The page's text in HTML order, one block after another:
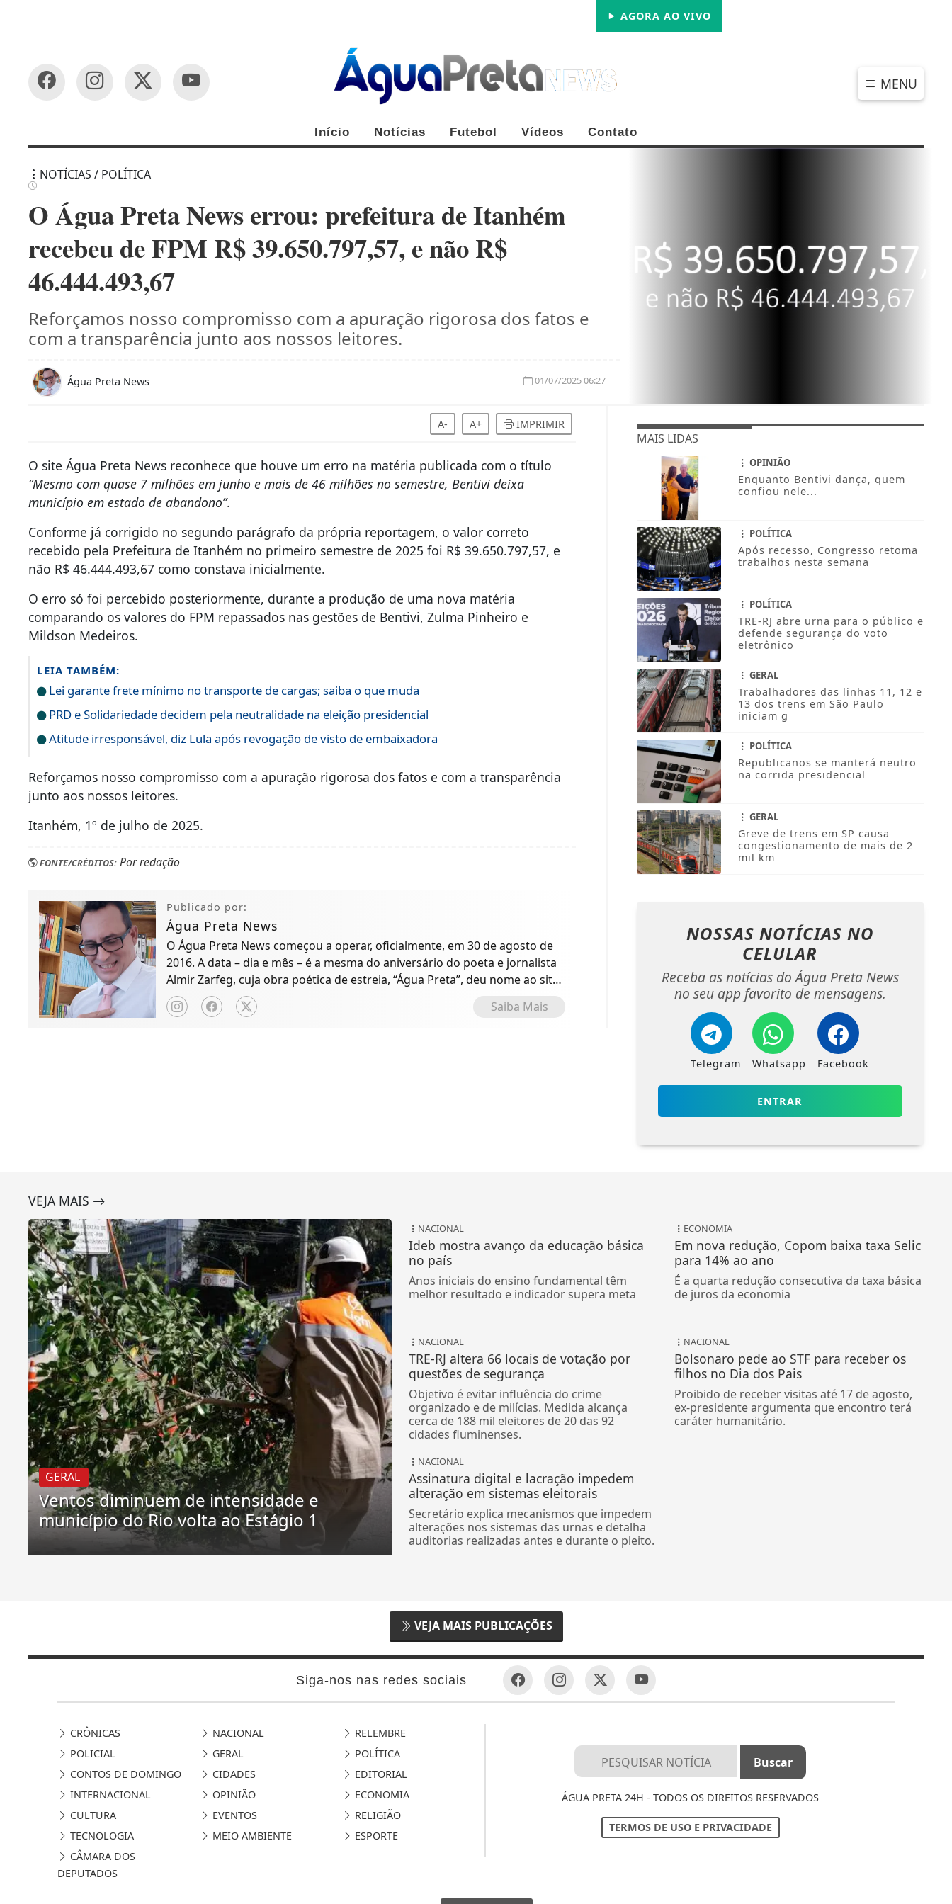
AGORA AO VIVO
MENU
Início Notícias Futebol Vídeos Contato
FECHAR
NOTÍCIAS / POLÍTICA
O Água Preta News errou: prefeitura de Itanhém
recebeu de FPM R$ 39.650.797,57, e não R$
46.444.493,67
Reforçamos nosso compromisso com a apuração rigorosa dos fatos e
com a transparência junto aos nossos leitores.
Água Preta News 01/07/2025 06:27
A- A+ IMPRIMIR
O site Água Preta News reconhece que houve um erro na matéria publicada com o título
“Mesmo com quase 7 milhões em junho e mais de 46 milhões no semestre, Bentivi deixa
município em estado de abandono”.
Conforme já corrigido no segundo parágrafo da própria reportagem, o valor correto
recebido pela Prefeitura de Itanhém no primeiro semestre de 2025 foi R$ 39.650.797,57, e
não R$ 46.444.493,67 como constava inicialmente.
O erro só foi percebido posteriormente, durante a produção de uma nova matéria
comparando os valores do FPM repassados nas gestões de Bentivi, Zulma Pinheiro e
Mildson Medeiros.
LEIA TAMBÉM:
Lei garante frete mínimo no transporte de cargas; saiba o que muda
PRD e Solidariedade decidem pela neutralidade na eleição presidencial
Atitude irresponsável, diz Lula após revogação de visto de embaixadora
Reforçamos nosso compromisso com a apuração rigorosa dos fatos e com a transparência
junto aos nossos leitores.
Itanhém, 1º de julho de 2025.
FONTE/CRÉDITOS: Por redação
Publicado por:
Água Preta News
O Água Preta News começou a operar, oficialmente, em 30 de agosto de
2016. A data – dia e mês – é a mesma do aniversário do poeta e jornalista
Almir Zarfeg, cuja obra poética de estreia, “Água Preta”, deu nome ao site
de notícias e entretenimento.
Saiba Mais
MAIS LIDAS
OPINIÃO
Enquanto Bentivi dança, quem
confiou nele...
POLÍTICA
Após recesso, Congresso retoma
trabalhos nesta semana
POLÍTICA
TRE-RJ abre urna para o público e
defende segurança do voto
eletrônico
GERAL
Trabalhadores das linhas 11, 12 e
13 dos trens em São Paulo
iniciam g
POLÍTICA
Republicanos se manterá neutro
na corrida presidencial
GERAL
Greve de trens em SP causa
congestionamento de mais de 2
mil km
NOSSAS NOTÍCIAS NO
CELULAR
Receba as notícias do Água Preta News
no seu app favorito de mensagens.
Telegram Whatsapp Facebook
ENTRAR
VEJA MAIS
GERAL
Ventos diminuem de intensidade e
município do Rio volta ao Estágio 1
NACIONAL
Ideb mostra avanço da educação básica
no país
Anos iniciais do ensino fundamental têm
melhor resultado e indicador supera meta
ECONOMIA
Em nova redução, Copom baixa taxa Selic
para 14% ao ano
É a quarta redução consecutiva da taxa básica
de juros da economia
NACIONAL
TRE-RJ altera 66 locais de votação por
questões de segurança
Objetivo é evitar influência do crime
organizado e de milícias. Medida alcança
cerca de 188 mil eleitores de 20 das 92
cidades fluminenses.
NACIONAL
Bolsonaro pede ao STF para receber os
filhos no Dia dos Pais
Proibido de receber visitas até 17 de agosto,
ex-presidente argumenta que encontro terá
caráter humanitário.
NACIONAL
Assinatura digital e lacração impedem
alteração em sistemas eleitorais
Secretário explica mecanismos que impedem
alterações nos sistemas das urnas e detalha
auditorias realizadas antes e durante o pleito.
VEJA MAIS PUBLICAÇÕES
Siga-nos nas redes sociais
CRÔNICAS NACIONAL
RELEMBRE
POLICIAL
GERAL
POLÍTICA
CONTOS DE DOMINGO
CIDADES
EDITORIAL
INTERNACIONAL
OPINIÃO
ECONOMIA
CULTURA
EVENTOS
RELIGIÃO
TECNOLOGIA
MEIO AMBIENTE
ESPORTE
CÂMARA DOS
DEPUTADOS
ÁGUA PRETA 24H - TODOS OS DIREITOS RESERVADOS
TERMOS DE USO E PRIVACIDADE